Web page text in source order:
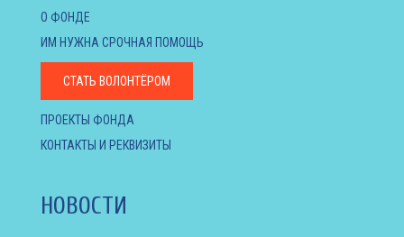
О ФОНДЕ
ИМ НУЖНА СРОЧНАЯ ПОМОЩЬ
СТАТЬ ВОЛОНТЁРОМ
ПРОЕКТЫ ФОНДА
КОНТАКТЫ И РЕКВИЗИТЫ
НОВОСТИ